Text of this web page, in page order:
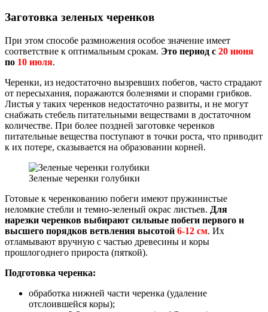
Заготовка зеленых черенков
При этом способе размножения особое значение имеет
соответствие к оптимальным срокам. Это период с 20 июня
по 10 июля.
Черенки, из недостаточно вызревших побегов, часто страдают
от пересыхания, поражаются болезнями и спорами грибков.
Листья у таких черенков недостаточно развиты, и не могут
снабжать стебель питательными веществами в достаточном
количестве. При более поздней заготовке черенков
питательные вещества поступают в точки роста, что приводит
к их потере, сказывается на образовании корней.
Зеленые черенки голубики
Готовые к черенкованию побеги имеют пружинистые
неломкие стебли и темно-зеленый окрас листьев. Для
нарезки черенков выбирают сильные побеги первого и
высшего порядков ветвления высотой 6-12 см. Их
отламывают вручную с частью древесины и коры
прошлогоднего прироста (пяткой).
Подготовка черенка:
обработка нижней части черенка (удаление
отслоившейся коры);